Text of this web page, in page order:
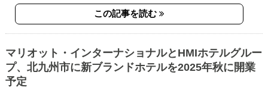
この記事を読む
マリオット・インターナショナルとHMIホテルグルー
プ、北九州市に新ブランドホテルを2025年秋に開業
予定